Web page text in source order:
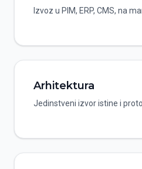
Izvoz u PIM, ERP, CMS, na
Arhitektura
Jedinstveni izvor istine i